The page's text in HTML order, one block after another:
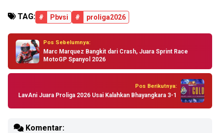
TAG: # Pbvsi # proliga2026
Pos Sebelumnya:
Marc Marquez Bangkit dari Crash, Juara Sprint Race
MotoGP Spanyol 2026
Pos Berikutnya:
LavAni Juara Proliga 2026 Usai Kalahkan Bhayangkara 3-1
Komentar: